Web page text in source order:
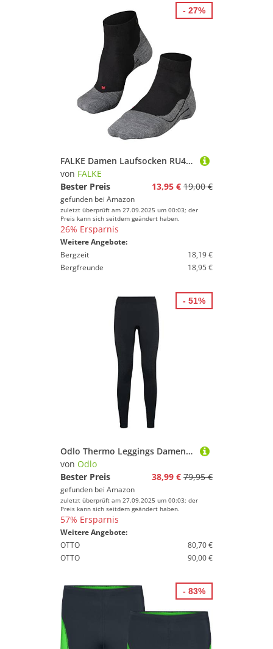
FALKE Damen Laufsocken RU4 Endurance Short W Sso Baumwolle Funktionsmaterial antiblasen 1 Paar, Schwarz Black-Mix 3010, 39-40
von FALKE
Bester Preis
13,95 € 19,00 €
gefunden bei Amazon
zuletzt überprüft am 27.09.2025 um 00:03; der
Preis kann sich seitdem geändert haben.
26% Ersparnis
Weitere Angebote:
Bergzeit
18,19 €
Bergfreunde
18,95 €
- 27%
Odlo Thermo Leggings Damen Performance Warm I Thermounterwäsche I Warme Skiunterwäsche Lange Thermohose I Damen
von Odlo
Bester Preis
38,99 € 79,95 €
gefunden bei Amazon
zuletzt überprüft am 27.09.2025 um 00:03; der
Preis kann sich seitdem geändert haben.
57% Ersparnis
Weitere Angebote:
OTTO
80,70 €
OTTO
90,00 €
- 51%
- 83%